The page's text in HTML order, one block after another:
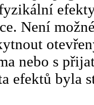
Není
nebo s
efektů byla